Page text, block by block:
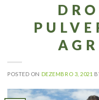
POSTED ON DEZEMBRO 3, 2021